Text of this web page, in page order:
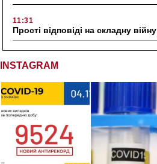
11:31
Прості відповіді на складну війну
INSTAGRAM